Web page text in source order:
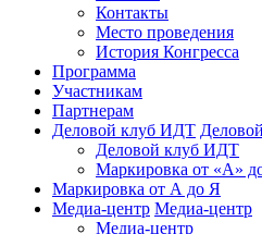
Контакты
Место проведения
История Конгресса
Программа
Участникам
Партнерам
Деловой клуб ИДТ
Деловой клуб ИДТ
Маркировка от «А»
Маркировка от А до Я
Медиа-центр Медиа-центр
Медиа-центр